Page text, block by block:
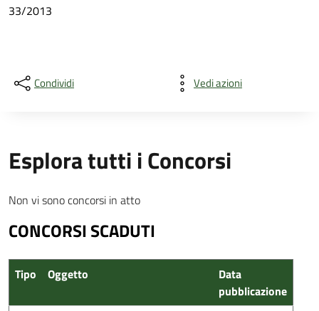
33/2013
Condividi Vedi azioni
Esplora tutti i Concorsi
Non vi sono concorsi in atto
CONCORSI SCADUTI
Tipo Oggetto
Data
pubblicazione